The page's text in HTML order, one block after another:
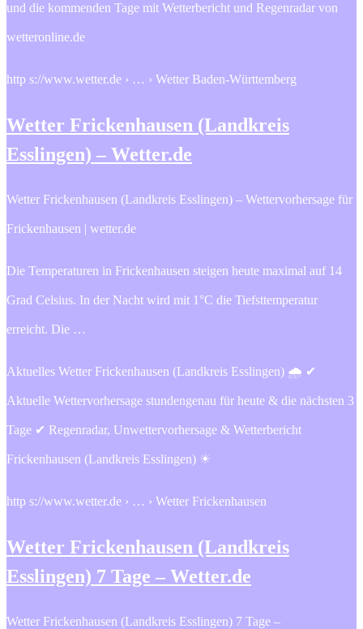
und die kommenden Tage mit Wetterbericht und Regenradar von
wetteronline.de
http s://www.wetter.de › … › Wetter Baden-Württemberg
Wetter Frickenhausen (Landkreis
Esslingen) – Wetter.de
Wetter Frickenhausen (Landkreis Esslingen) – Wettervorhersage für
Frickenhausen | wetter.de
Die Temperaturen in Frickenhausen steigen heute maximal auf 14
Grad Celsius. In der Nacht wird mit 1°C die Tiefsttemperatur
erreicht. Die …
Aktuelles Wetter Frickenhausen (Landkreis Esslingen) 🌧️ ✔
Aktuelle Wettervorhersage stundengenau für heute & die nächsten 3
Tage ✔ Regenradar, Unwettervorhersage & Wetterbericht
Frickenhausen (Landkreis Esslingen) ☀
http s://www.wetter.de › … › Wetter Frickenhausen
Wetter Frickenhausen (Landkreis
Esslingen) 7 Tage – Wetter.de
Wetter Frickenhausen (Landkreis Esslingen) 7 Tage –